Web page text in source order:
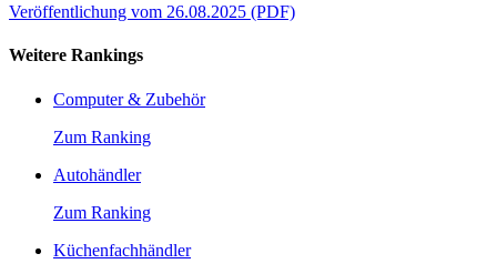
Veröffentlichung vom 26.08.2025 (PDF)
Weitere Rankings
Computer & Zubehör
Zum Ranking
Autohändler
Zum Ranking
Küchenfachhändler